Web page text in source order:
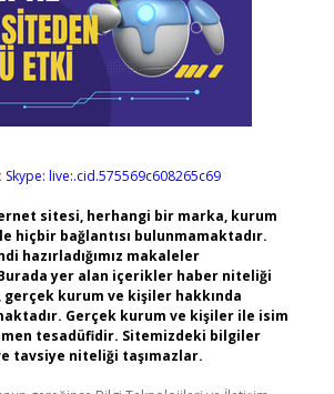
Skype: live:.cid.575569c608265c69
sitesi, herhangi bir marka, kurum
hiçbir bağlantısı bulunmamaktadır.
hazırladığımız makaleler
yer alan içerikler haber niteliği
gerçek kurum ve kişiler hakkında
Gerçek kurum ve kişiler ile isim
tesadüfidir. Sitemizdeki bilgiler
tavsiye niteliği taşımazlar.